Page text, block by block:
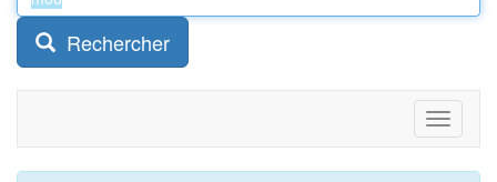
Rechercher
Toggle